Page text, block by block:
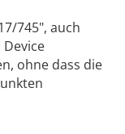
745", auch
ohne dass die